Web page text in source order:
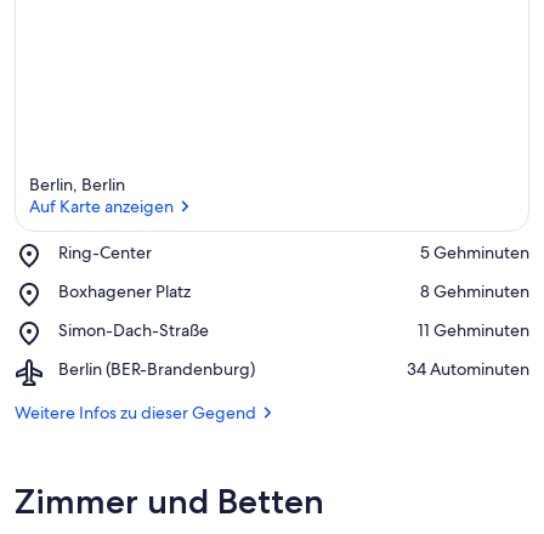
Berlin, Berlin
Auf Karte anzeigen
Ring-Center
Place,
Center
‪5 Gehminuten‬
Boxhagener Platz
Place,
Platz
‪8 Gehminuten‬
Simon-Dach-Straße
Place,
Dach-
‪11 Gehminuten‬
Berlin (BER-Brandenburg)
Airport,
(BER-
‪34 Autominuten‬
Weitere Infos zu dieser Gegend
Zimmer und Betten